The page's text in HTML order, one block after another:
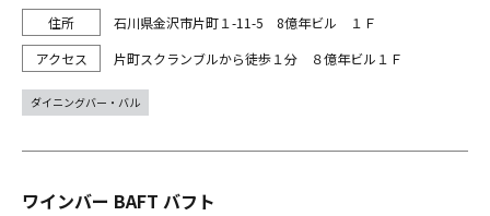
石川県金沢市片町１-11-5 8億年ビル １Ｆ
片町スクランブルから徒歩１分 ８億年ビル１Ｆ
ダイニングバー・バル
ワインバー BAFT バフト